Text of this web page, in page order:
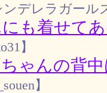
ンデレラガール
も着せて
】
ゃんの背
】